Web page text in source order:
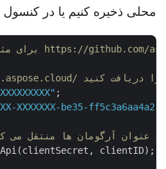
محلی ذخیره کنیم یا در کنسول
"XXXXXXXXX"
XXXXXXX-be35-
clientID);